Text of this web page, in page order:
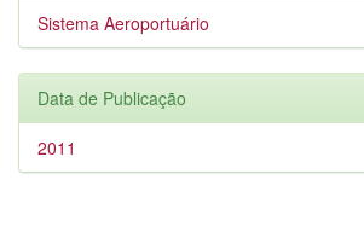
Sistema Aeroportuário
Data de Publicação
2011